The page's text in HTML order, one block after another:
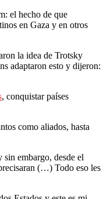
el hecho de que
en Gaza y en otros
la idea de Trotsky
adaptaron esto y dijeron:
, conquistar países
como aliados, hasta
sin embargo, desde el
(…) Todo eso les